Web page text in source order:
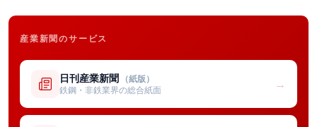
産業新聞のサービス
日刊産業新聞 （紙版）
鉄鋼・非鉄業界の総合紙面
→